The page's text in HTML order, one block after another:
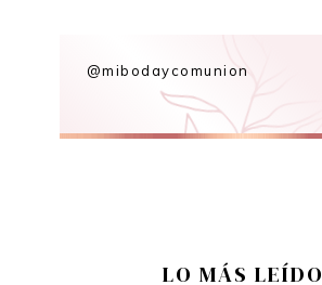
@mibodaycomunion
LO MÁS LEÍDO